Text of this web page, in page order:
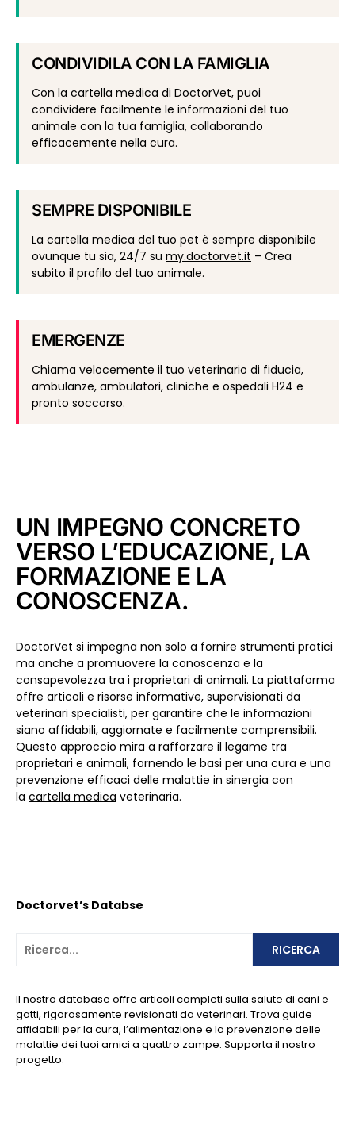
CONDIVIDILA CON LA FAMIGLIA
Con la cartella medica di DoctorVet, puoi
condividere facilmente le informazioni del tuo
animale con la tua famiglia, collaborando
efficacemente nella cura.
SEMPRE DISPONIBILE
La cartella medica del tuo pet è sempre disponibile
ovunque tu sia, 24/7 su my.doctorvet.it – Crea
subito il profilo del tuo animale.
EMERGENZE
Chiama velocemente il tuo veterinario di fiducia,
ambulanze, ambulatori, cliniche e ospedali H24 e
pronto soccorso.
UN IMPEGNO CONCRETO
VERSO L’EDUCAZIONE, LA
FORMAZIONE E LA
CONOSCENZA.
DoctorVet si impegna non solo a fornire strumenti pratici
ma anche a promuovere la conoscenza e la
consapevolezza tra i proprietari di animali. La piattaforma
offre articoli e risorse informative, supervisionati da
veterinari specialisti, per garantire che le informazioni
siano affidabili, aggiornate e facilmente comprensibili.
Questo approccio mira a rafforzare il legame tra
proprietari e animali, fornendo le basi per una cura e una
prevenzione efficaci delle malattie in sinergia con
la cartella medica veterinaria.
Doctorvet’s Databse
RICERCA
Il nostro database offre articoli completi sulla salute di cani e
gatti, rigorosamente revisionati da veterinari. Trova guide
affidabili per la cura, l’alimentazione e la prevenzione delle
malattie dei tuoi amici a quattro zampe. Supporta il nostro
progetto.